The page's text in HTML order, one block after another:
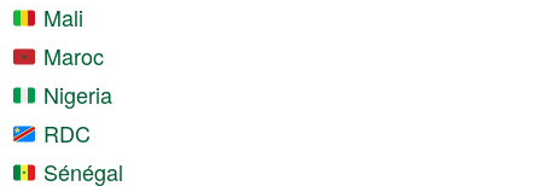
Mali
Maroc
Nigeria
RDC
Sénégal